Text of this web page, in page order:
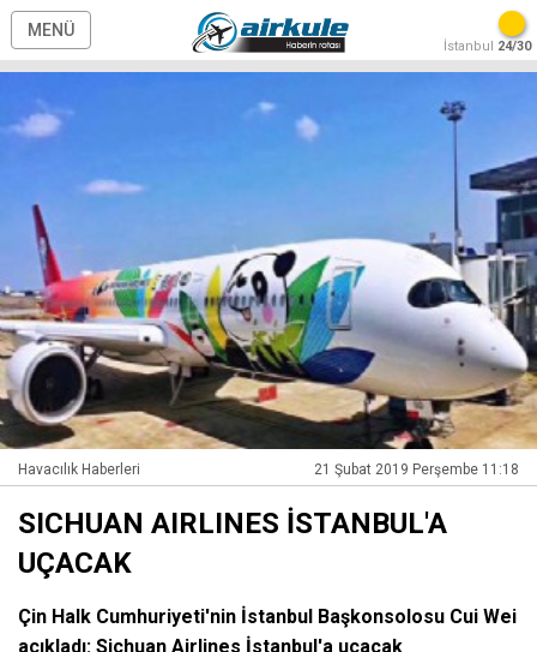
MENÜ
İstanbul 24/30
Havacılık Haberleri 21 Şubat 2019 Perşembe 11:18
SICHUAN AIRLINES İSTANBUL'A
UÇACAK
Çin Halk Cumhuriyeti'nin İstanbul Başkonsolosu Cui Wei
açıkladı: Sichuan Airlines İstanbul'a uçacak